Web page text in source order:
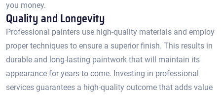
you money.​
Quality and Longevity
Professional painters use high-quality materials and employ
proper techniques to ensure a superior finish. This results in
durable and long-lasting paintwork that will maintain its
appearance for years to come.​ Investing in professional
services guarantees a high-quality outcome that adds value